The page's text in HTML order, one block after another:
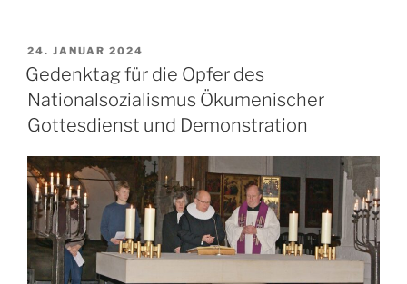
VERÖFFENTLICHT
AM
24. JANUAR 2024
Gedenktag für die Opfer des
Nationalsozialismus Ökumenischer
Gottesdienst und Demonstration